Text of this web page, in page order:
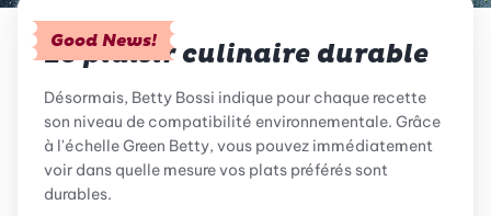
Good News!
Le plaisir culinaire durable
Désormais, Betty Bossi indique pour chaque recette
son niveau de compatibilité environnementale. Grâce
à l'échelle Green Betty, vous pouvez immédiatement
voir dans quelle mesure vos plats préférés sont
durables.